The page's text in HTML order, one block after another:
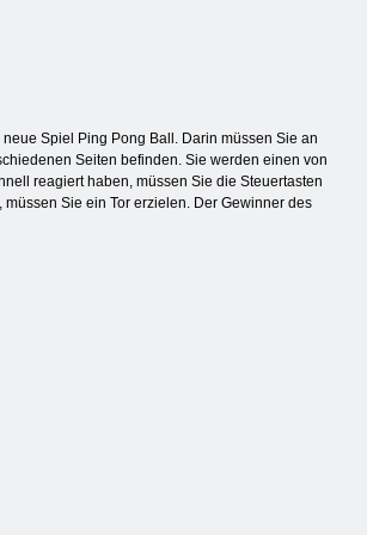
Spiel Ping Pong Ball. Darin müssen Sie an
Seiten befinden. Sie werden einen von
reagiert haben, müssen Sie die Steuertasten
Sie ein Tor erzielen. Der Gewinner des